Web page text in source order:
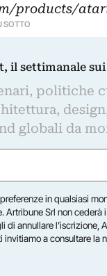
products/
SOTTO
il settimanale
politiche
globali da
in qualsiasi
Artribune Srl non
di annullare
invitiamo a consultare la